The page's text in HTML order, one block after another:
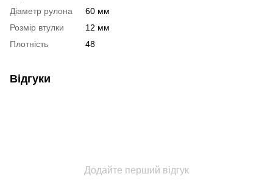
Діаметр рулона
60 мм
Розмір втулки
12 мм
Плотність
48
Відгуки
Додайте перший відгук